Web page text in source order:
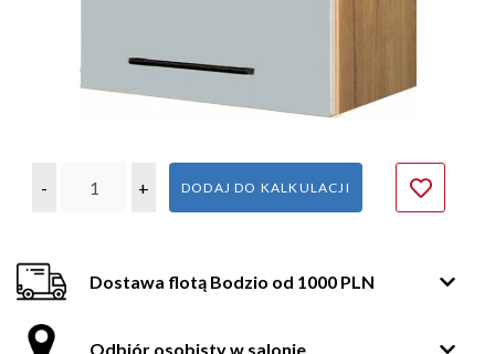
- + DODAJ DO KALKULACJI
Dostawa flotą Bodzio od 1000 PLN
Odbiór osobisty w salonie